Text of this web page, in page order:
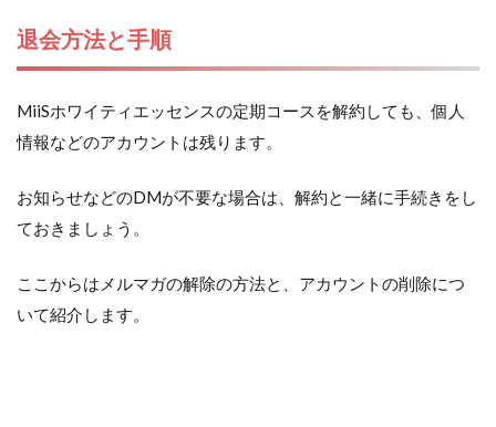
退会方法と手順
MiiSホワイティエッセンスの定期コースを解約しても、個人
情報などのアカウントは残ります。
お知らせなどのDMが不要な場合は、解約と一緒に手続きをし
ておきましょう。
ここからはメルマガの解除の方法と、アカウントの削除につ
いて紹介します。